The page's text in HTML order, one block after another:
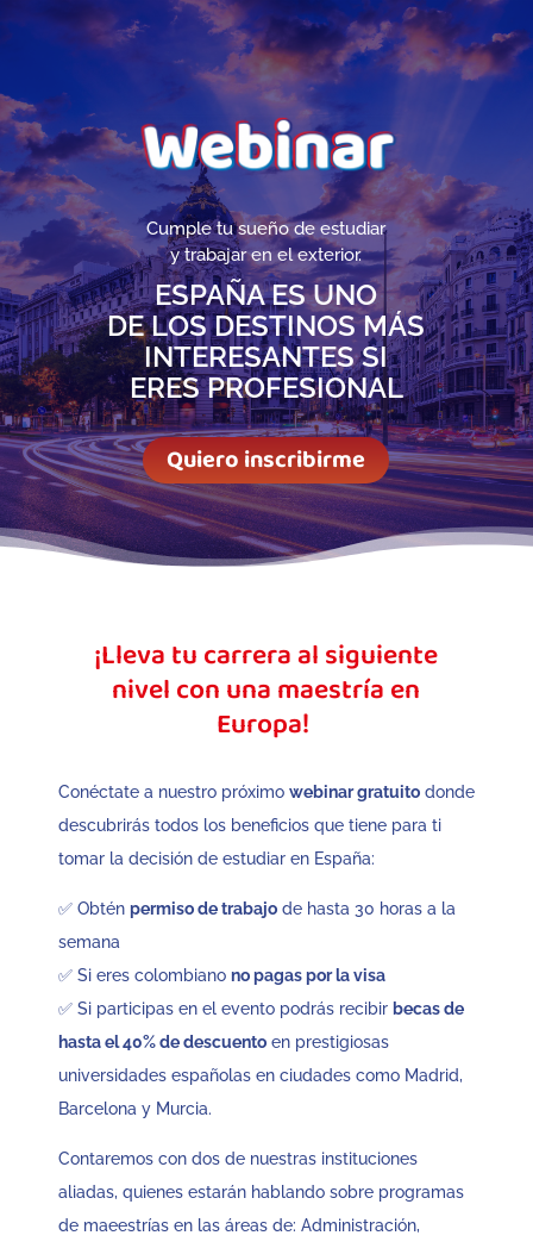
Cumple tu sueño de estudiar
y trabajar en el exterior.
ESPAÑA ES UNO
DE LOS DESTINOS MÁS
INTERESANTES SI
ERES PROFESIONAL
Quiero inscribirme
¡Lleva tu carrera al siguiente
nivel con una maestría en
Europa!
Conéctate a nuestro próximo webinar gratuitodonde
descubrirás todos los beneficios que tiene para ti
tomar la decisión de estudiar en España:
✅ Obtén permiso de trabajode hasta 30 horas a la
semana
✅ Si eres colombiano no pagas por la visa
✅ Si participas en el evento podrás recibir becas de
hasta el 40% de descuentoen prestigiosas
universidades españolas en ciudades como Madrid,
Barcelona y Murcia.
Contaremos con dos de nuestras instituciones
aliadas, quienes estarán hablando sobre programas
de maeestrías en las áreas de: Administración,